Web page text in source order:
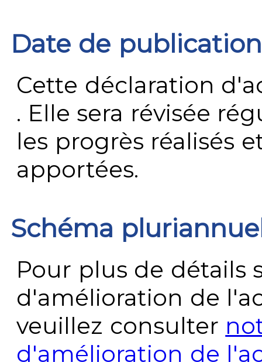
Date de publication
Cette déclaration
. Elle sera révisée
les progrès réalisés
apportées.
Schéma
Pour plus de détails
d'amélioration de
veuillez consulter
d'amélioration de